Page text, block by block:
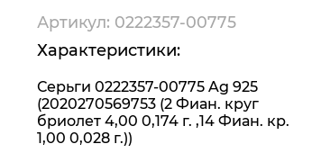
Артикул: 0222357-00775
Характеристики:
Серьги 0222357-00775 Ag 925
(2020270569753 (2 Фиан. круг
бриолет 4,00 0,174 г. ,14 Фиан. кр.
1,00 0,028 г.))